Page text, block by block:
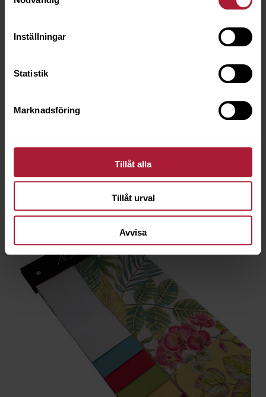
Inställningar
Statistik
Marknadsföring
Tillåt alla
Tillåt urval
Avvisa